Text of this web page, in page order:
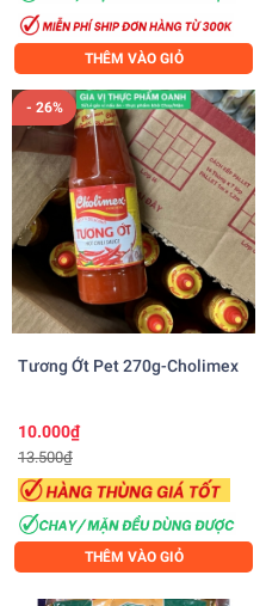
THÊM VÀO GIỎ
- 26%
Tương Ớt Pet 270g-Cholimex
10.000₫
13.500₫
THÊM VÀO GIỎ